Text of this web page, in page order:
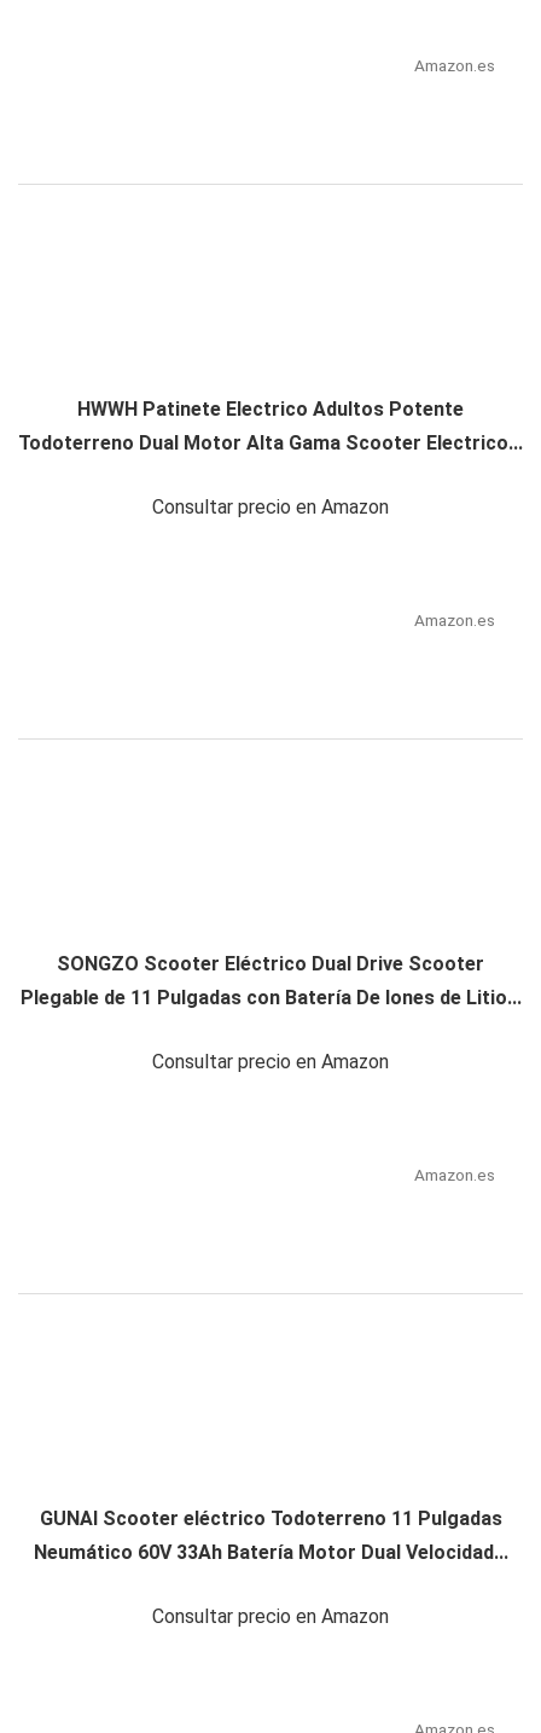
Amazon.es
HWWH Patinete Electrico Adultos Potente
Todoterreno Dual Motor Alta Gama Scooter Electrico...
Consultar precio en Amazon
Amazon.es
SONGZO Scooter Eléctrico Dual Drive Scooter
Plegable de 11 Pulgadas con Batería De Iones de Litio...
Consultar precio en Amazon
Amazon.es
GUNAI Scooter eléctrico Todoterreno 11 Pulgadas
Neumático 60V 33Ah Batería Motor Dual Velocidad...
Consultar precio en Amazon